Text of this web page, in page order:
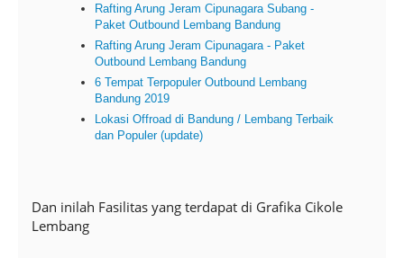
Rafting Arung Jeram Cipunagara Subang -
Paket Outbound Lembang Bandung
Rafting Arung Jeram Cipunagara - Paket
Outbound Lembang Bandung
6 Tempat Terpopuler Outbound Lembang
Bandung 2019
Lokasi Offroad di Bandung / Lembang Terbaik
dan Populer (update)
Dan inilah Fasilitas yang terdapat di Grafika Cikole
Lembang